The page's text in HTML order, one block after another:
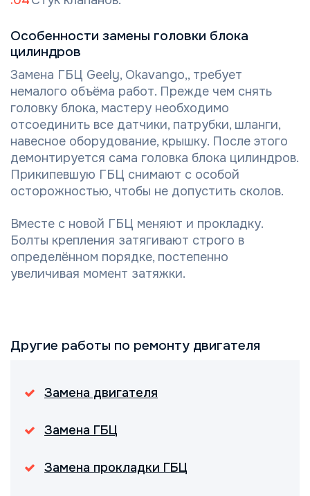
Особенности замены головки блока
цилиндров
Замена ГБЦ Geely, Okavango,, требует
немалого объёма работ. Прежде чем снять
головку блока, мастеру необходимо
отсоединить все датчики, патрубки, шланги,
навесное оборудование, крышку. После этого
демонтируется сама головка блока цилиндров.
Прикипевшую ГБЦ снимают с особой
осторожностью, чтобы не допустить сколов.
Вместе с новой ГБЦ меняют и прокладку.
Болты крепления затягивают строго в
определённом порядке, постепенно
увеличивая момент затяжки.
Другие работы по ремонту двигателя
Замена двигателя
Замена ГБЦ
Замена прокладки ГБЦ